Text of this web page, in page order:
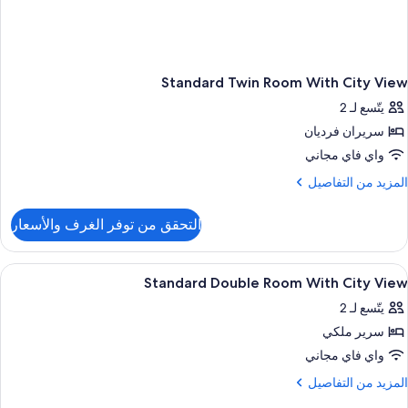
Standard Twin Room With City View
يتّسع لـ 2
سريران فرديان
واي فاي مجاني
المزيد من التفاصيل
المزيد
Standard
Twin
Room
City
View
التحقق من توفر الغرف والأسعار
استعراض
جميع
صور
Standard
Double
Room
عناصر مجانية داخل الميني بار وخزنة
1
Standard Double Room With City View
يتّسع لـ 2
سرير ملكي
واي فاي مجاني
المزيد من التفاصيل
المزيد